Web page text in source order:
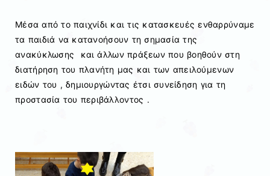
Μέσα από το παιχνίδι και τις κατασκευές ενθαρρύναμε
τα παιδιά να κατανοήσουν τη σημασία της
ανακύκλωσης και άλλων πράξεων που βοηθούν στη
διατήρηση του πλανήτη μας και των απειλούμενων
ειδών του , δημιουργώντας έτσι συνείδηση για τη
προστασία του περιβάλλοντος .